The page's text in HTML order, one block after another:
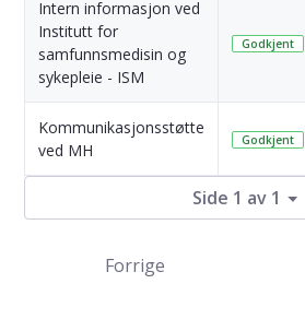
Intern informasjon ved
Institutt for
samfunnsmedisin og
sykepleie - ISM
Godkjent
Kommunikasjonsstøtte
ved MH
Godkjent
Side 1 av 1
Forrige